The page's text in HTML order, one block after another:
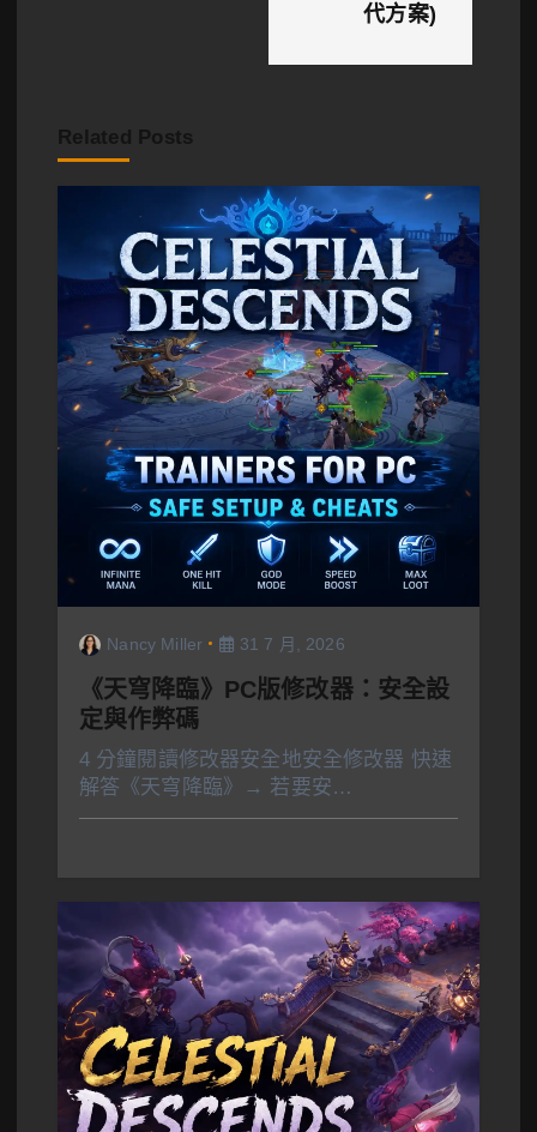
代方案)
Related Posts
Nancy Miller 31 7 月, 2026
《天穹降臨》PC版修改器：安全設
定與作弊碼
4 分鐘閱讀修改器安全地安全修改器 快速
解答《天穹降臨》→ 若要安…